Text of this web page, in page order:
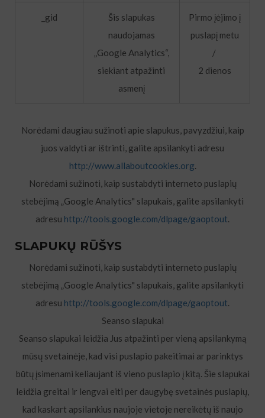
_gid
Šis slapukas
naudojamas
„Google Analytics“,
siekiant atpažinti
asmenį
Pirmo įėjimo į
puslapį metu
/
2 dienos
Norėdami daugiau sužinoti apie slapukus, pavyzdžiui, kaip
juos valdyti ar ištrinti, galite apsilankyti adresu
http://www.allaboutcookies.org.
Norėdami sužinoti, kaip sustabdyti interneto puslapių
stebėjimą „Google Analytics" slapukais, galite apsilankyti
adresu http://tools.google.com/dlpage/gaoptout.
SLAPUKŲ RŪŠYS
Norėdami sužinoti, kaip sustabdyti interneto puslapių
stebėjimą „Google Analytics" slapukais, galite apsilankyti
adresu http://tools.google.com/dlpage/gaoptout.
Seanso slapukai
Seanso slapukai leidžia Jus atpažinti per vieną apsilankymą
mūsų svetainėje, kad visi puslapio pakeitimai ar parinktys
būtų įsimenami keliaujant iš vieno puslapio į kitą. Šie slapukai
leidžia greitai ir lengvai eiti per daugybę svetainės puslapių,
kad kaskart apsilankius naujoje vietoje nereikėtų iš naujo